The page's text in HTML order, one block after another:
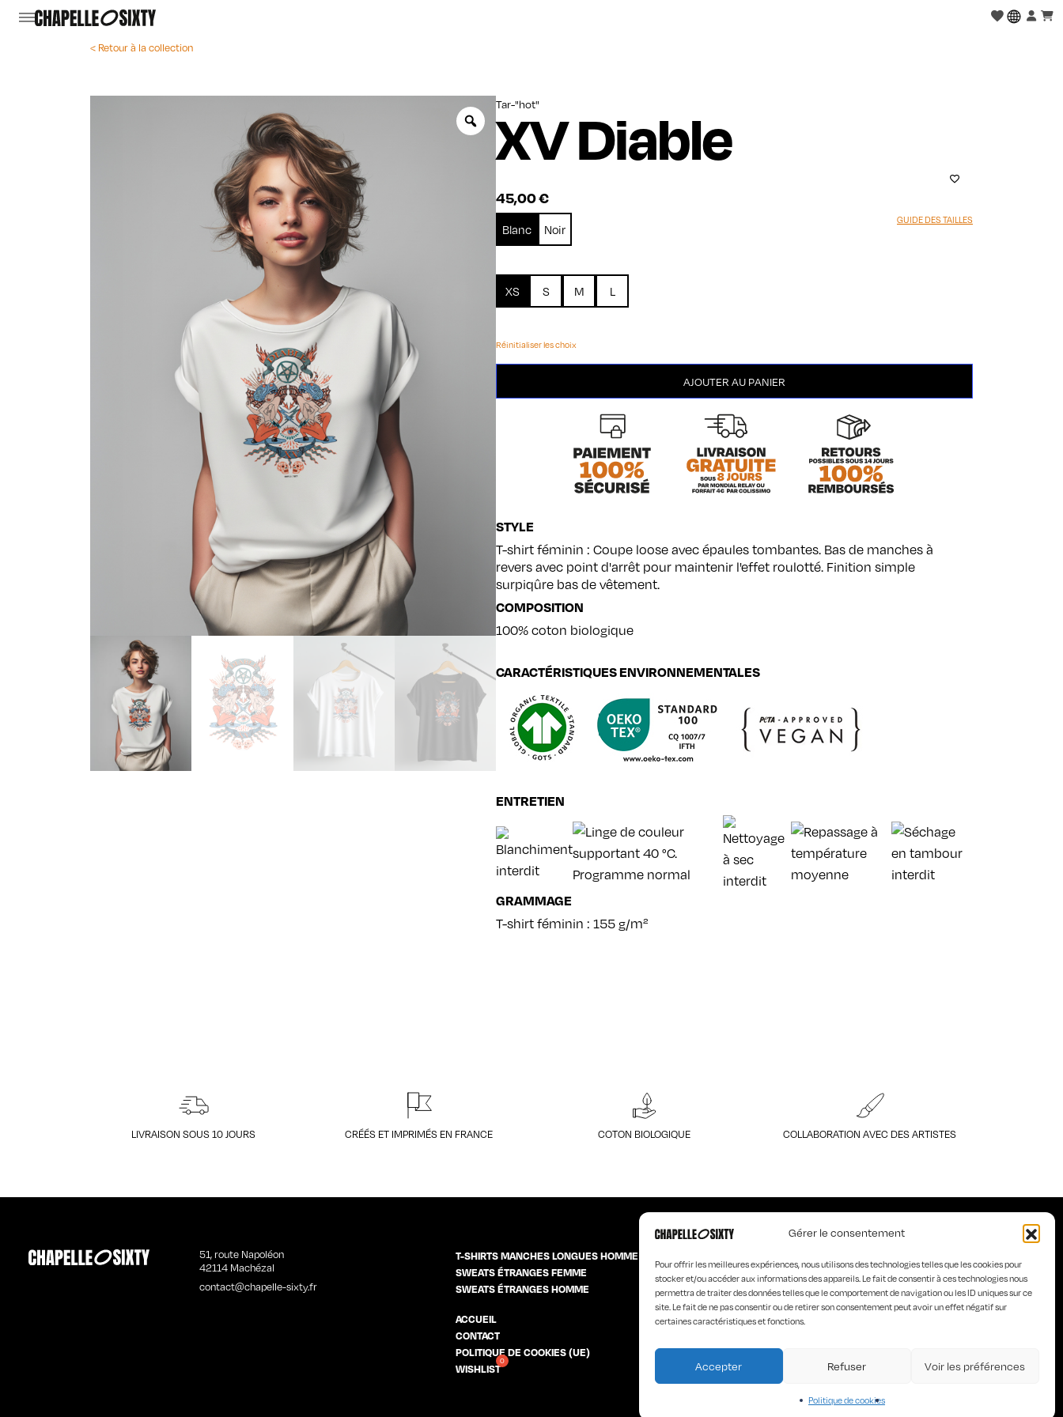
Gérer le consentement
Pour offrir les meilleures expériences, nous utilisons des technologies telles que les cookies pour
stocker et/ou accéder aux informations des appareils. Le fait de consentir à ces technologies nous
permettra de traiter des données telles que le comportement de navigation ou les ID uniques sur ce
site. Le fait de ne pas consentir ou de retirer son consentement peut avoir un effet négatif sur
certaines caractéristiques et fonctions.
Accepter Refuser Voir les préférences
Politique de cookies
< Retour à la collection
Zoom
Tar-"hot"
XV Diable
45,00€
GUIDE DES TAILLES
Blanc Noir
XS S M L
Réinitialiser les choix
AJOUTER AU PANIER
STYLE
T-shirt féminin : Coupe loose avec épaules tombantes. Bas de manches à
revers avec point d'arrêt pour maintenir l'effet roulotté. Finition simple
surpiqûre bas de vêtement.
COMPOSITION
100% coton biologique
CARACTÉRISTIQUES ENVIRONNEMENTALES
ENTRETIEN
GRAMMAGE
T-shirt féminin : 155 g/m²
LIVRAISON SOUS 10 JOURS CRÉÉS ET IMPRIMÉS EN FRANCE COTON BIOLOGIQUE COLLABORATION AVEC DES ARTISTES
51, route Napoléon
42114 Machézal
contact@chapelle-sixty.fr
T-SHIRTS MANCHES LONGUES HOMME
SWEATS ÉTRANGES FEMME
SWEATS ÉTRANGES HOMME
ACCUEIL LA MARQUE
CONTACT
POLITIQUE DE COOKIES (UE)
WISHLIST